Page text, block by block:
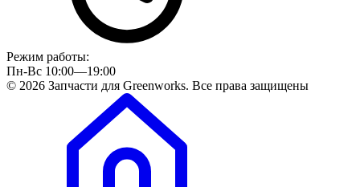
Режим работы:
Пн-Вс 10:00—19:00
© 2026 Запчасти для Greenworks. Все права защищены